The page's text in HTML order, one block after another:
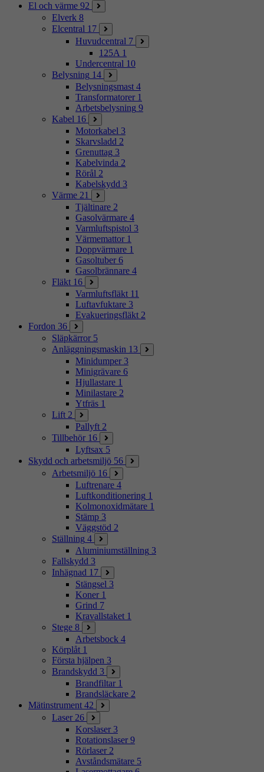
El och värme 92
Elverk 8
Elcentral 17
Huvudcentral 7
125A 1
Undercentral 10
Belysning 14
Belysningsmast 4
Transformatorer 1
Arbetsbelysning 9
Kabel 16
Motorkabel 3
Skarvsladd 2
Grenuttag 3
Kabelvinda 2
Rörål 2
Kabelskydd 3
Värme 21
Tjältinare 2
Gasolvärmare 4
Varmluftspistol 3
Värmemattor 1
Doppvärmare 1
Gasoltuber 6
Gasolbrännare 4
Fläkt 16
Varmluftsfläkt 11
Luftavfuktare 3
Evakueringsfläkt 2
Fordon 36
Släpkärror 5
Anläggningsmaskin 13
Minidumper 3
Minigrävare 6
Hjullastare 1
Minilastare 2
Ytfräs 1
Lift 2
Pallyft 2
Tillbehör 16
Lyftsax 5
Skydd och arbetsmiljö 56
Arbetsmiljö 16
Luftrenare 4
Luftkonditionering 1
Kolmonoxidmätare 1
Stämp 3
Väggstöd 2
Ställning 4
Aluminiumställning 3
Fallskydd 3
Inhägnad 17
Stängsel 3
Koner 1
Grind 7
Kravallstaket 1
Stege 8
Arbetsbock 4
Körplåt 1
Första hjälpen 3
Brandskydd 3
Brandfiltar 1
Brandsläckare 2
Mätinstrument 42
Laser 26
Korslaser 3
Rotationslaser 9
Rörlaser 2
Avståndsmätare 5